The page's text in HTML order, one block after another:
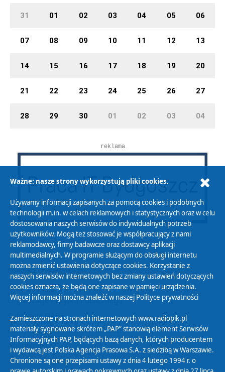
31 01 02 03 04 05 06
07 08 09 10 11 12 13
14 15 16 17 18 19 20
21 22 23 24 25 26 27
28 29 30 01 02 03 04
reklama
Polityka Prywatności
Zasady korzystania z Serwisu
Organizacje Pożytku Publicznego
Cyfryzacja DAB+
Polityka ochrony danych osobowych
Abonament
Zamówienia publiczne
Ważne: nasze strony wykorzystują pliki cookies.
Używamy informacji zapisanych za pomocą cookies i podobnych
technologii m.in. w celach reklamowych i statystycznych oraz w celu
dostosowania naszych serwisów do indywidualnych potrzeb
użytkowników. Mogą też stosować je współpracujący z nami
reklamodawcy, firmy badawcze oraz dostawcy aplikacji
multimedialnych. W programie służącym do obsługi internetu
można zmienić ustawienia dotyczące cookies. Korzystanie z
naszych serwisów internetowych bez zmiany ustawień dotyczących
cookies oznacza, że będą one zapisane w pamięci urządzenia.
Więcej informacji można znaleźć w naszej Polityce prywatności
Zamieszczone na stronach internetowych www.radiopik.pl
materiały sygnowane skrótem „PAP” stanowią element Serwisów
Informacyjnych PAP, będących bazą danych, których producentem
i wydawcą jest Polska Agencja Prasowa S.A. z siedzibą w Warszawie.
Chronione są one przepisami ustawy z dnia 4 lutego 1994 r. o